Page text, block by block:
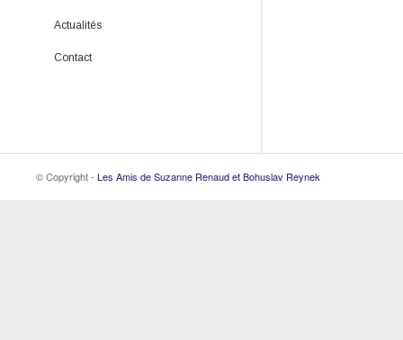
Bulletin d'adhésion
Les éditions Romarin
Dernières parutions
Dotation Renaud Reynek
Expositions DRR
Actualités
Contact
© Copyright - Les Amis de Suzanne Renaud et Bohuslav Reynek